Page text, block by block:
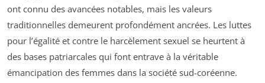
ont connu des avancées notables, mais les valeurs
traditionnelles demeurent profondément ancrées. Les luttes
pour l’égalité et contre le harcèlement sexuel se heurtent à
des bases patriarcales qui font entrave à la véritable
émancipation des femmes dans la société sud-coréenne.